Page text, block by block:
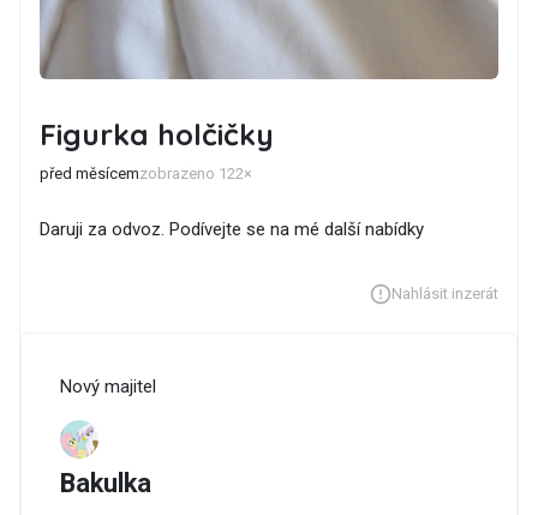
Figurka holčičky
před měsícemzobrazeno 122×
Daruji za odvoz. Podívejte se na mé další nabídky
Nahlásit inzerát
Nový majitel
Bakulka